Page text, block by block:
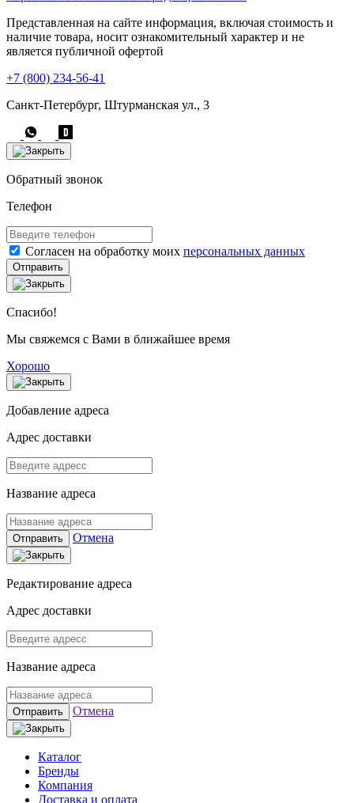
Представленная на сайте информация, включая стоимость и
наличие товара, носит ознакомительный характер и не
является публичной офертой
+7 (800) 234-56-41
Санкт-Петербург, Штурманская ул., 3
Обратный звонок
Телефон
Согласен на обработку моих персональных данных
Отправить
Спасибо!
Мы свяжемся с Вами в ближайшее время
Хорошо
Добавление адреса
Адрес доставки
Название адреса
Отправить Отмена
Редактирование адреса
Адрес доставки
Название адреса
Отправить Отмена
Каталог
Бренды
Компания
Доставка и оплата